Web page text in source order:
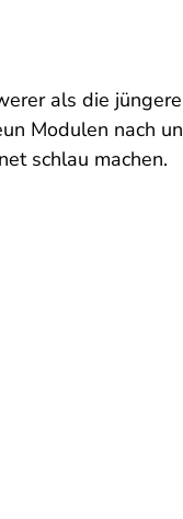
als die
Modulen nach
schlau machen.